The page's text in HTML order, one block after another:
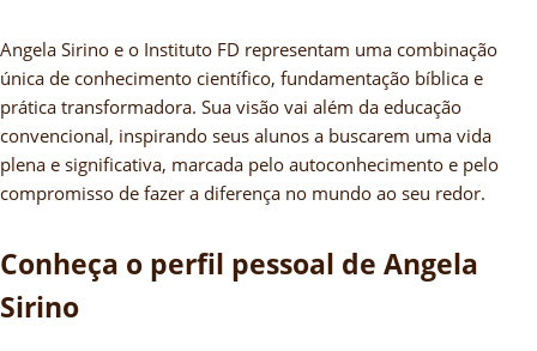
Angela Sirino e o Instituto FD representam uma combinação
única de conhecimento científico, fundamentação bíblica e
prática transformadora. Sua visão vai além da educação
convencional, inspirando seus alunos a buscarem uma vida
plena e significativa, marcada pelo autoconhecimento e pelo
compromisso de fazer a diferença no mundo ao seu redor.
Conheça o perfil pessoal de Angela
Sirino